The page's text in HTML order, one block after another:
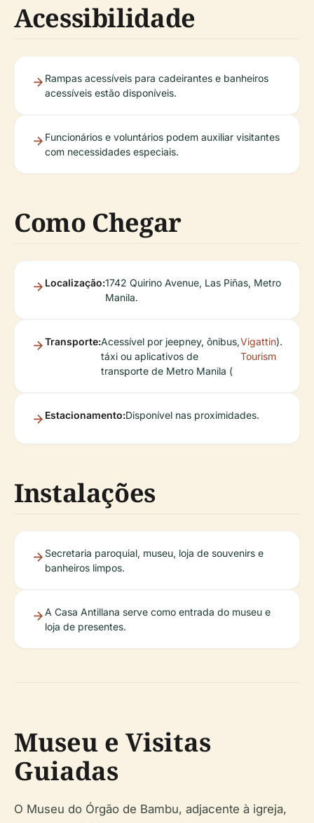
Acessibilidade
Rampas acessíveis para cadeirantes e banheiros
acessíveis estão disponíveis.
Funcionários e voluntários podem auxiliar visitantes
com necessidades especiais.
Como Chegar
Localização:1742 Quirino Avenue, Las Piñas, Metro
Manila.
Transporte:Acessível por jeepney, ônibus,
táxi ou aplicativos de
transporte de Metro Manila (
Vigattin
Tourism
).
Estacionamento:Disponível nas proximidades.
Instalações
Secretaria paroquial, museu, loja de souvenirs e
banheiros limpos.
A Casa Antillana serve como entrada do museu e
loja de presentes.
Museu e Visitas
Guiadas
O Museu do Órgão de Bambu, adjacente à igreja,